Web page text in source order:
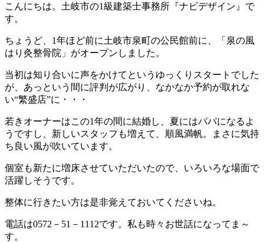
こんにちは。土岐市の1級建築士事務所『ナビデザイン』で
す。
ちょうど、1年ほど前に土岐市泉町の公民館前に、「泉の風
はり灸整骨院」がオープンしました。
当初は知り合いに声をかけてというゆっくりスタートでした
が、あっという間に評判が広がり、なかなか予約が取れな
い“繁盛店”に・・・
若きオーナーはこの1年の間に結婚し、夏にはパパになるよ
うですし、新しいスタッフも増えて、順風満帆。まさに気持
ち良い風が吹いています。
個室も新たに増床させていただいたので、いろいろな場面で
活躍しそうです。
整体に行きたい方は是非覚えておいてくださいね。
電話は0572－51－1112です。私も時々お世話になってま～
す。